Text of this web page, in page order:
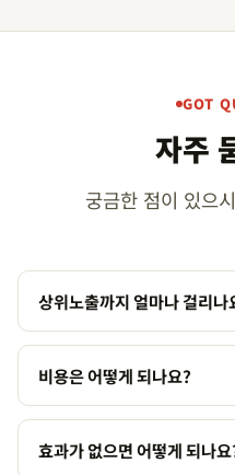
GOT
자주
궁금한 점이 있으
상위노출까지 얼마나 걸리나
업종과 경쟁도에 따라 다르지
적인 결과를 확인하실 수 있
비용은 어떻게 되나요?
서비스 종류와 키워드 난이도
담을 통해 업종과 목표에 맞는
효과가 없으면 어떻게 되나요